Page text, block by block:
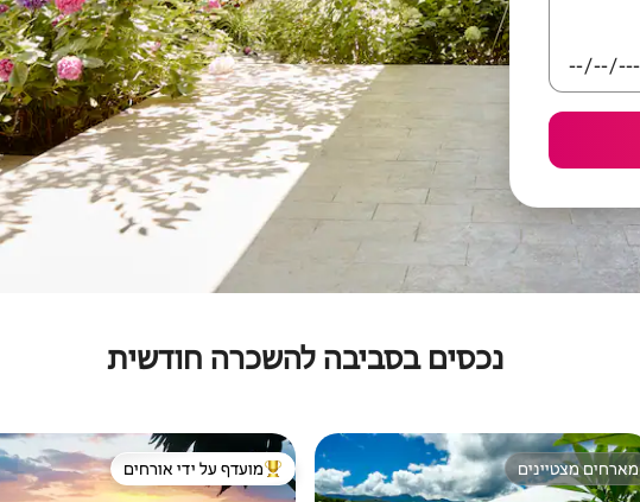
נכסים בסביבה להשכרה חודשית
מארחים מצטיינים
מארחים מצטיינים מוביל בקרב נכסים מועדפים על ידי אורחים
מועדף על ידי אורחים